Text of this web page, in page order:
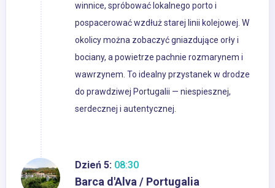
winnice, spróbować lokalnego porto i
pospacerować wzdłuż starej linii kolejowej. W
okolicy można zobaczyć gniazdujące orły i
bociany, a powietrze pachnie rozmarynem i
wawrzynem. To idealny przystanek w drodze
do prawdziwej Portugalii — niespiesznej,
serdecznej i autentycznej.
Dzień 5: 08:30
Barca d'Alva / Portugalia